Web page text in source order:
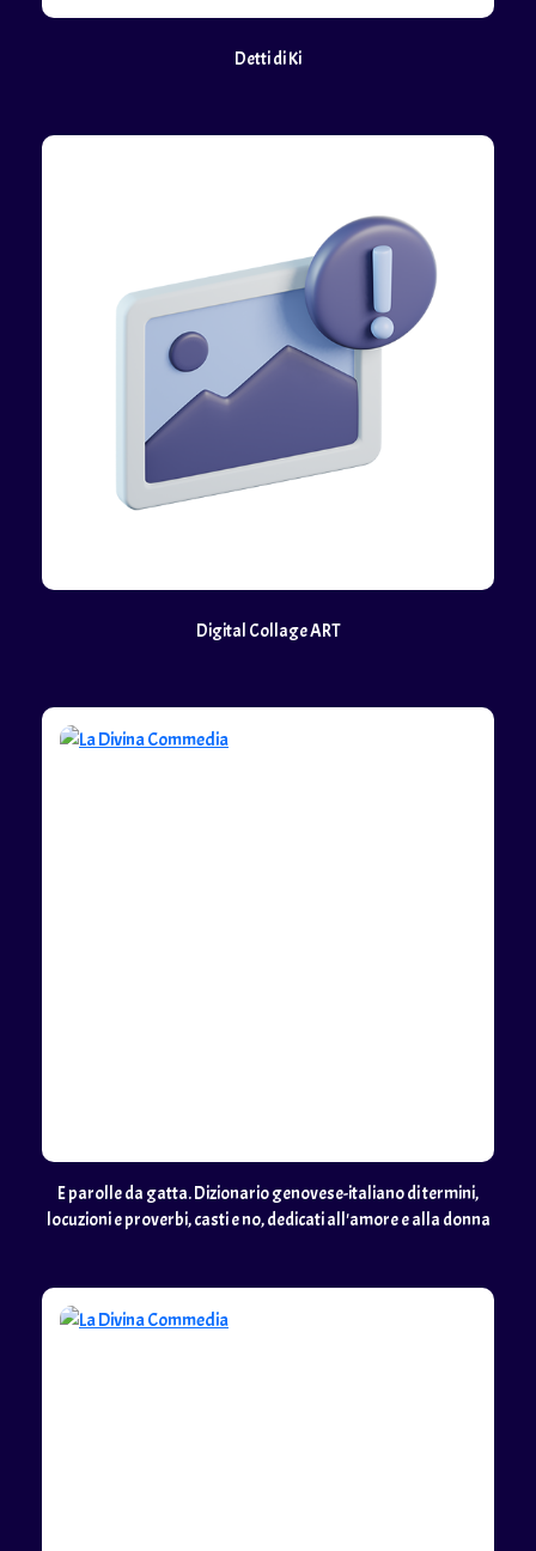
Detti di Ki
Digital Collage ART
E parolle da gatta. Dizionario genovese-italiano di termini,
locuzioni e proverbi, casti e no, dedicati all'amore e alla donna